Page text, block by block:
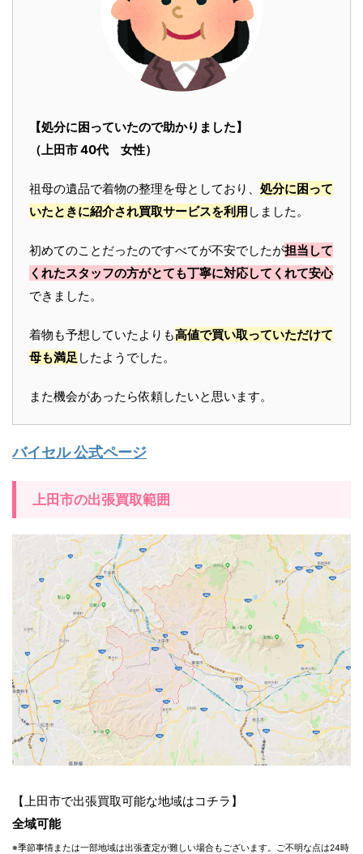
【処分に困っていたので助かりました】
（上田市 40代 女性）
祖母の遺品で着物の整理を母としており、 処分に困って
いたときに紹介され買取サービスを利用 しました。
初めてのことだったのですべてが不安でしたが担当して
くれたスタッフの方がとても丁寧に対応してくれて安心
できました。
着物も予想していたよりも高値で買い取っていただけて
母も満足 したようでした。
また機会があったら依頼したいと思います。
バイセル 公式ページ
上田市の出張買取範囲
【上田市で出張買取可能な地域はコチラ】
全域可能
※季節事情または一部地域は出張査定が難しい場合もございます。ご不明な点は24時